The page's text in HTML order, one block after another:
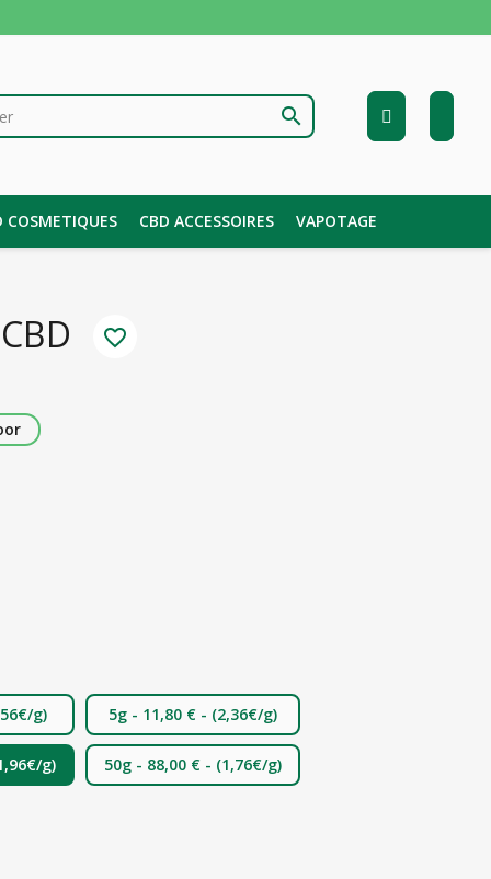
search
COSMETIQUES CBD ACCESSOIRES VAPOTAGE
favorite_border
g) 5g - 11,80 € - (2,36€/g)
g) 50g - 88,00 € - (1,76€/g)